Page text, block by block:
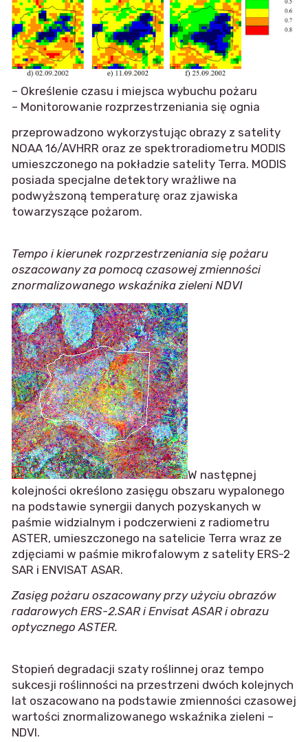
– Określenie czasu i miejsca wybuchu pożaru
– Monitorowanie rozprzestrzeniania się ognia
przeprowadzono wykorzystując obrazy z satelity
NOAA 16/AVHRR oraz ze spektroradiometru MODIS
umieszczonego na pokładzie satelity Terra. MODIS
posiada specjalne detektory wrażliwe na
podwyższoną temperaturę oraz zjawiska
towarzyszące pożarom.
Tempo i kierunek rozprzestrzeniania się pożaru
oszacowany za pomocą czasowej zmienności
znormalizowanego wskaźnika zieleni NDVI
W następnej
kolejności określono zasięgu obszaru wypalonego
na podstawie synergii danych pozyskanych w
paśmie widzialnym i podczerwieni z radiometru
ASTER, umieszczonego na satelicie Terra wraz ze
zdjęciami w paśmie mikrofalowym z satelity ERS-2
SAR i ENVISAT ASAR.
Zasięg pożaru oszacowany przy użyciu obrazów
radarowych ERS-2.SAR i Envisat ASAR i obrazu
optycznego ASTER.
Stopień degradacji szaty roślinnej oraz tempo
sukcesji roślinności na przestrzeni dwóch kolejnych
lat oszacowano na podstawie zmienności czasowej
wartości znormalizowanego wskaźnika zieleni –
NDVI.